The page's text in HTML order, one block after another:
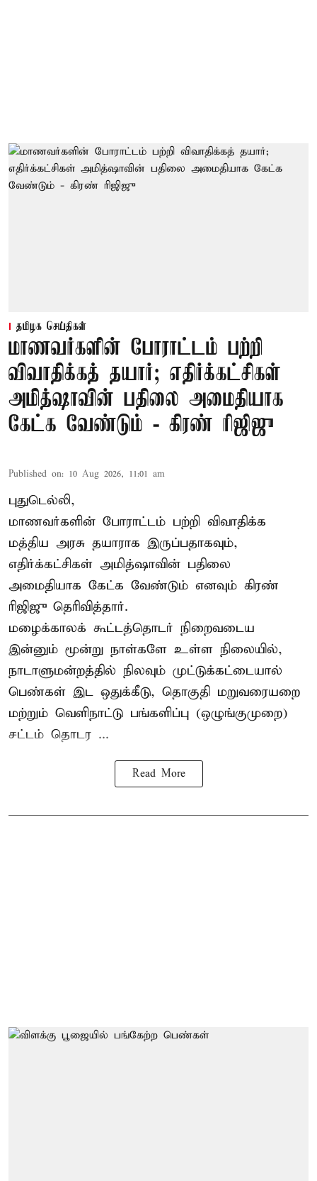
தமிழக செய்திகள்
மாணவர்களின் போராட்டம் பற்றி
விவாதிக்கத் தயார்; எதிர்க்கட்சிகள்
அமித்ஷாவின் பதிலை அமைதியாக
கேட்க வேண்டும் - கிரண் ரிஜிஜு
Published on: 10 Aug 2026, 11:01 am
புதுடெல்லி,
மாணவர்களின் போராட்டம் பற்றி விவாதிக்க
மத்திய அரசு தயாராக இருப்பதாகவும்,
எதிர்க்கட்சிகள் அமித்ஷாவின் பதிலை
அமைதியாக கேட்க வேண்டும் எனவும் கிரண்
ரிஜிஜு தெரிவித்தார்.
மழைக்காலக் கூட்டத்தொடர் நிறைவடைய
இன்னும் மூன்று நாள்களே உள்ள நிலையில்,
நாடாளுமன்றத்தில் நிலவும் முட்டுக்கட்டையால்
பெண்கள் இட ஒதுக்கீடு, தொகுதி மறுவரையறை
மற்றும் வெளிநாட்டு பங்களிப்பு (ஒழுங்குமுறை)
சட்டம் தொடர ...
Read More